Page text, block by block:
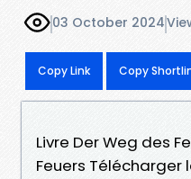
03 October 2024
Copy Link Copy
Livre Der Weg des
Feuers Télécharger